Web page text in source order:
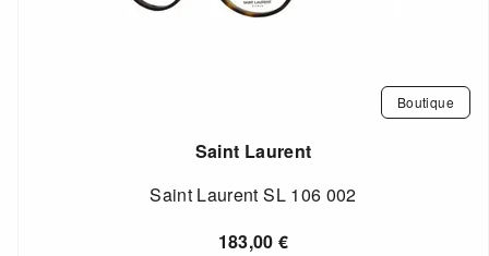
Boutique
Saint Laurent
Saint Laurent SL 106 002
183,00€